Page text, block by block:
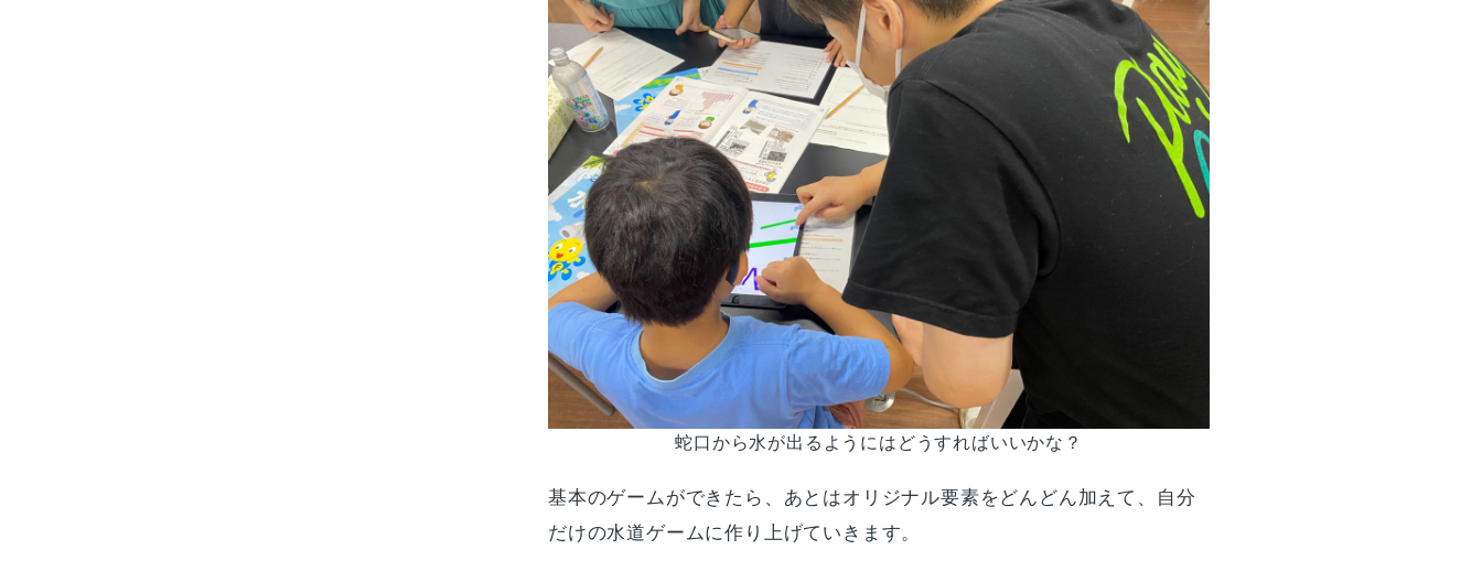
蛇口から水が出るようにはどうすればいいかな？
基本のゲームができたら、あとはオリジナル要素をどんどん加えて、自分
だけの水道ゲームに作り上げていきます。